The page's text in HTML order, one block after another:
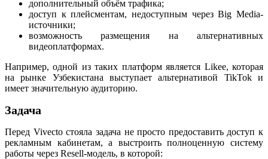
дополнительный объём трафика;
доступ к плейсментам, недоступным через Big Media-
источники;
возможность размещения на альтернативных
видеоплатформах.
Например, одной из таких платформ является Likee, которая
на рынке Узбекистана выступает альтернативой TikTok и
имеет значительную аудиторию.
Задача
Перед Vivecto стояла задача не просто предоставить доступ к
рекламным кабинетам, а выстроить полноценную систему
работы через Resell-модель, в которой: